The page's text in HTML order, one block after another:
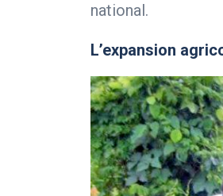
national.
L’expansion